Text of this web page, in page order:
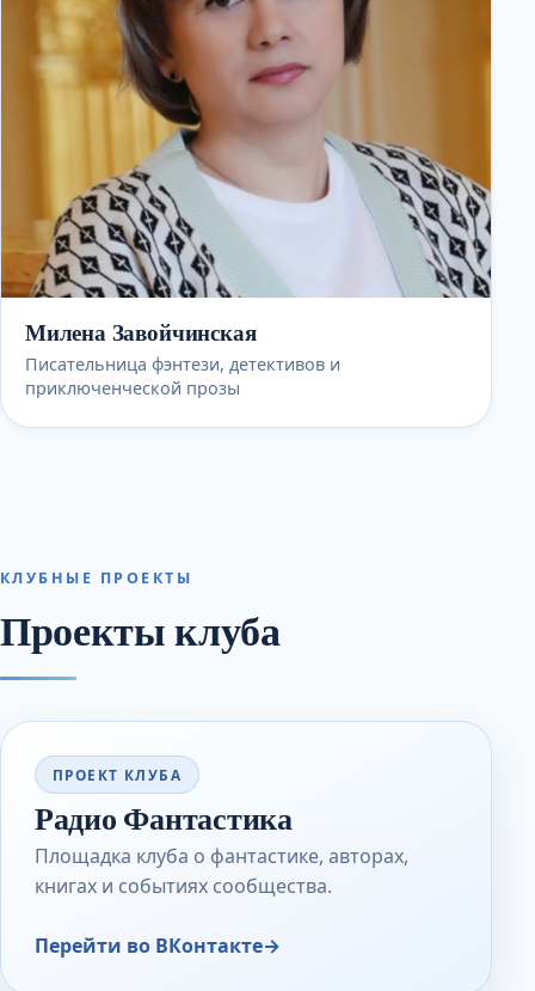
Милена Завойчинская
Писательница фэнтези, детективов и
приключенческой прозы
КЛУБНЫЕ ПРОЕКТЫ
Проекты клуба
ПРОЕКТ КЛУБА
Радио Фантастика
Площадка клуба о фантастике, авторах,
книгах и событиях сообщества.
Перейти во ВКонтакте→